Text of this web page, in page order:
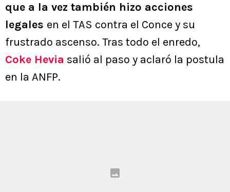
que a la vez también hizo acciones
legales en el TAS contra el Conce y su
frustrado ascenso. Tras todo el enredo,
Coke Hevia salió al paso y aclaró la postula
en la ANFP.